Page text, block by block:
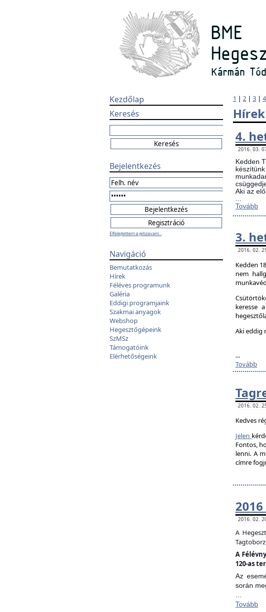
Kezdőlap
Keresés
Bejelentkezés
Elfelejtettem a jelszavam...
Navigáció
Bemutatkozás
Hírek
Féléves programunk
Galéria
Eddigi programjaink
Szakmai anyagok
Webshop
Hegesztőgépeink
SzMSz
Támogatóink
Elérhetőségeink
1 | 2 | 3 | 4
Hírek
4.
2016. 03.
Kedden
Aki az
Tovább
3.
2016. 02.
Kedden
nem
keresse
Aki eddig
...
Tovább
2016. 02.
Kedves
Jelen
Fontos,
lenni. A
címre
2016. 02.
A
A
120-as
Az
során
Tovább